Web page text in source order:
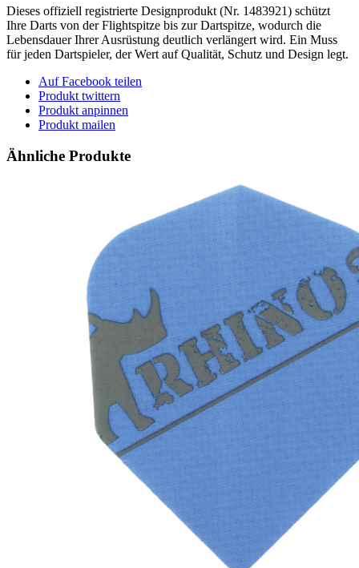
Dieses offiziell registrierte Designprodukt (Nr. 1483921) schützt
Ihre Darts von der Flightspitze bis zur Dartspitze, wodurch die
Lebensdauer Ihrer Ausrüstung deutlich verlängert wird. Ein Muss
für jeden Dartspieler, der Wert auf Qualität, Schutz und Design legt.
Auf Facebook teilen
Produkt twittern
Produkt anpinnen
Produkt mailen
Ähnliche Produkte